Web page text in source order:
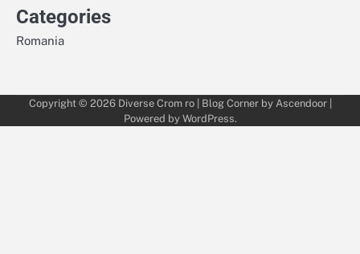
Categories
Romania
Copyright © 2026 Diverse Crom ro| Blog Corner by Ascendoor|
Powered by WordPress.